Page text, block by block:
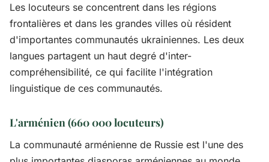
Les locuteurs se concentrent dans les régions
frontalières et dans les grandes villes où résident
d'importantes communautés ukrainiennes. Les deux
langues partagent un haut degré d'inter-
compréhensibilité, ce qui facilite l'intégration
linguistique de ces communautés.
L'arménien (660 000 locuteurs)
La communauté arménienne de Russie est l'une des